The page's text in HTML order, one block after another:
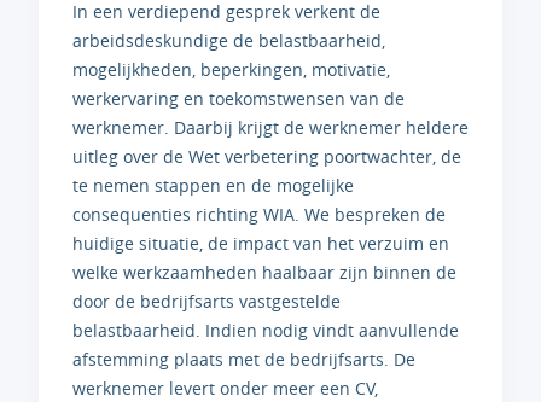
In een verdiepend gesprek verkent de
arbeidsdeskundige de belastbaarheid,
mogelijkheden, beperkingen, motivatie,
werkervaring en toekomstwensen van de
werknemer. Daarbij krijgt de werknemer heldere
uitleg over de Wet verbetering poortwachter, de
te nemen stappen en de mogelijke
consequenties richting WIA. We bespreken de
huidige situatie, de impact van het verzuim en
welke werkzaamheden haalbaar zijn binnen de
door de bedrijfsarts vastgestelde
belastbaarheid. Indien nodig vindt aanvullende
afstemming plaats met de bedrijfsarts. De
werknemer levert onder meer een CV,